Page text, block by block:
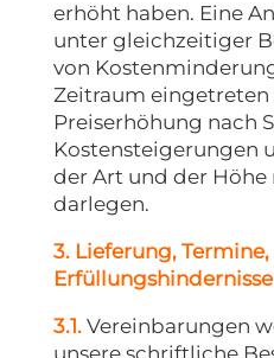
erhöht haben. Eine
unter gleichzeitiger
von
Zeitraum eingetreten
Preiserhöhung nach
Kostensteigerungen
der Art und der Höhe
darlegen.
3. Lieferung, Termine,
Erfüllungshindernisse
3.1. Vereinbarungen
unsere schriftliche